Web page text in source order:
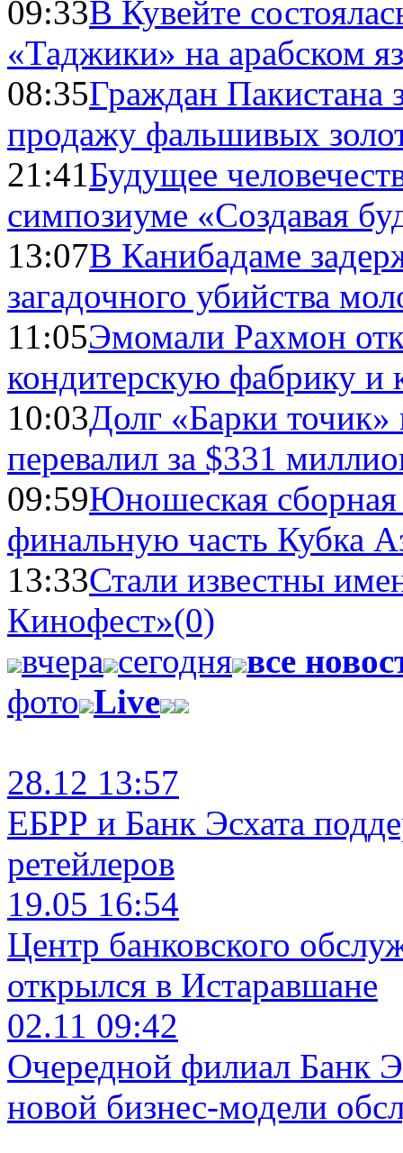
09:33В Кувейте
«Таджики» на арабском
08:35Граждан Пакистана
продажу фальшивых
21:41Будущее
симпозиуме «Создавая
13:07В Канибадаме
загадочного убийства
11:05Эмомали Рахмон
кондитерскую фабрику и
10:03Долг «Барки
перевалил за $331
09:59Юношеская
финальную часть Кубка
13:33Стали известны
Кинофест»(0)
вчера сегодня все
фото Live
28.12 13:57
ЕБРР и Банк Эсхата
ретейлеров
19.05 16:54
Центр банковского
открылся в Истаравшане
02.11 09:42
Очередной филиал Банк
новой бизнес-модели